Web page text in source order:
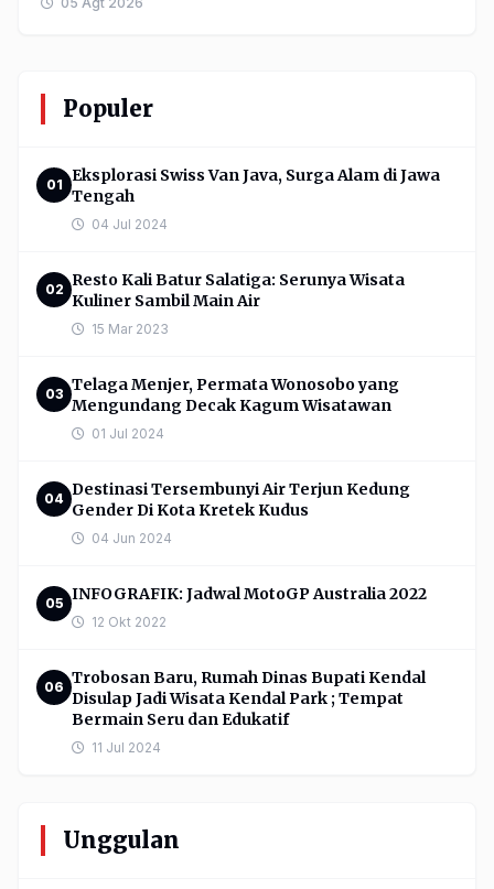
Populer
01 Eksplorasi Swiss Van Java, Surga Alam di Jawa
Tengah
04 Jul 2024
02 Resto Kali Batur Salatiga: Serunya Wisata
Kuliner Sambil Main Air
15 Mar 2023
03 Telaga Menjer, Permata Wonosobo yang
Mengundang Decak Kagum Wisatawan
01 Jul 2024
04 Destinasi Tersembunyi Air Terjun Kedung
Gender Di Kota Kretek Kudus
04 Jun 2024
05 INFOGRAFIK: Jadwal MotoGP Australia 2022
12 Okt 2022
06 Trobosan Baru, Rumah Dinas Bupati Kendal
Disulap Jadi Wisata Kendal Park ; Tempat
Bermain Seru dan Edukatif
11 Jul 2024
Unggulan